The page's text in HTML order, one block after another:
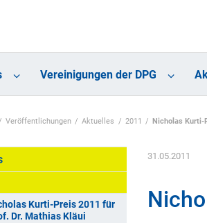
Vereinigungen der DPG
Veröffentlichungen Aktuelles 2011 Nicholas Kurti-
Kurti-Preis 2011 für
Dr. Mathias Kläui
31.05.2011